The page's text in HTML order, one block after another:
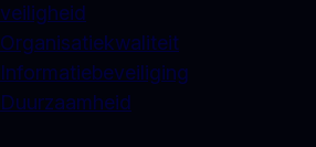
veiligheid
Organisatiekwaliteit
Informatiebeveiliging
Duurzaamheid